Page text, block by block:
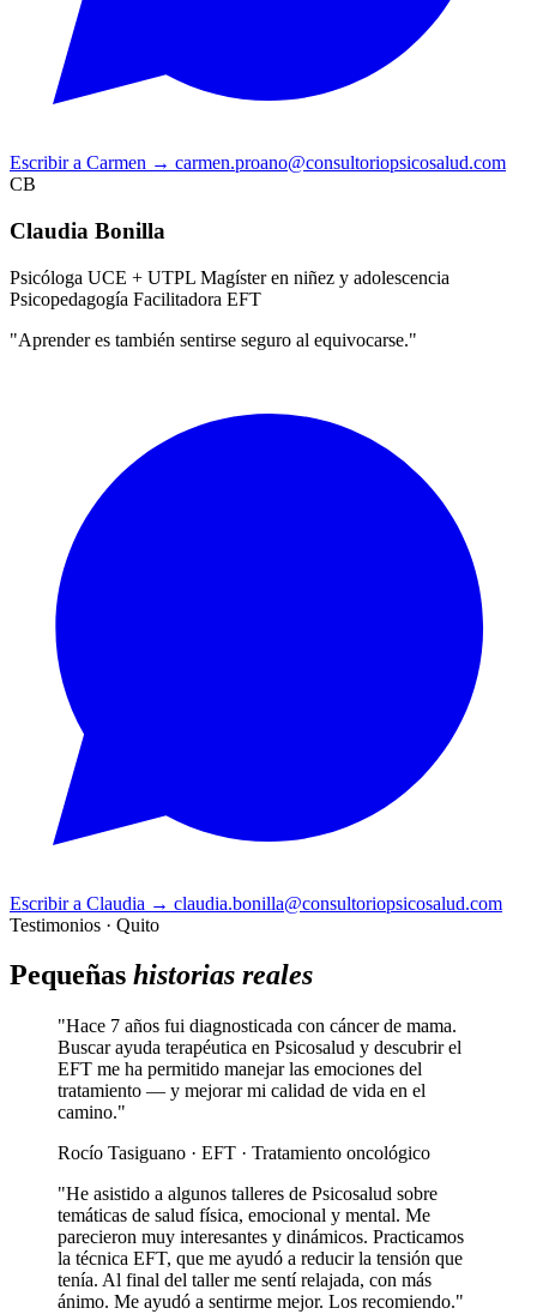
Escribir a Carmen → carmen.proano@consultoriopsicosalud.com
CB
Claudia Bonilla
Psicóloga UCE + UTPL Magíster en niñez y adolescencia
Psicopedagogía Facilitadora EFT
"Aprender es también sentirse seguro al equivocarse."
Escribir a Claudia → claudia.bonilla@consultoriopsicosalud.com
Testimonios · Quito
Pequeñas historias reales
"Hace 7 años fui diagnosticada con cáncer de mama.
Buscar ayuda terapéutica en Psicosalud y descubrir el
EFT me ha permitido manejar las emociones del
tratamiento — y mejorar mi calidad de vida en el
camino."
Rocío Tasiguano · EFT · Tratamiento oncológico
"He asistido a algunos talleres de Psicosalud sobre
temáticas de salud física, emocional y mental. Me
parecieron muy interesantes y dinámicos. Practicamos
la técnica EFT, que me ayudó a reducir la tensión que
tenía. Al final del taller me sentí relajada, con más
ánimo. Me ayudó a sentirme mejor. Los recomiendo."